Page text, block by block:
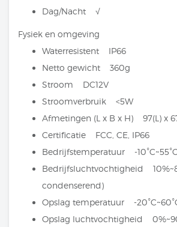
Dag/Nacht √
Fysiek en omgeving
Waterresistent IP66
Netto gewicht 360g
Stroom DC12V
Stroomverbruik <5W
Afmetingen (L x B x H) 97(L) x
Certificatie FCC, CE, IP66
Bedrijfstemperatuur -10°C~55°C
Bedrijfsluchtvochtigheid
condenserend)
Opslag temperatuur -
Opslag luchtvochtigheid